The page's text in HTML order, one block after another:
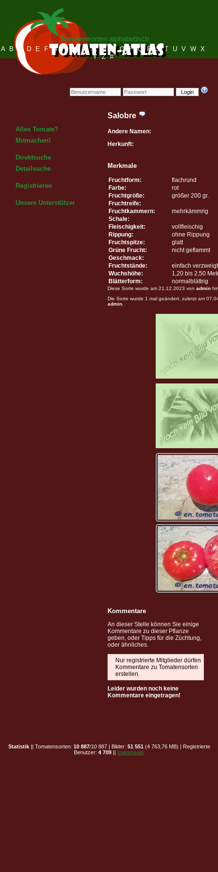
Login
Tomatensorten alphabetisch
A B C D E F G H I J K L M N O P Q R S T U V W X
Y Z #
Alles Tomate?
Mitmachen!
Direktsuche
Detailsuche
Registrieren
Unsere Unterstützer
Salobre
Andere Namen:
Herkunft:
Merkmale
Fruchtform:
flachrund
Farbe:
rot
Fruchtgröße:
größer 200 gr.
Fruchtreife:
Fruchtkammern:
mehrkämmrig
Schale:
Fleischigkeit:
vollfleischig
Rippung:
ohne Rippung
Fruchtspitze:
glatt
Grüne Frucht:
nicht geflammt
Geschmack:
Fruchtstände:
einfach verzweigt
Wuchshöhe:
1,20 bis 2,50
Blätterform:
normalblättrig
Diese Sorte wurde am 21.12.2023 von admin
Die Sorte wurde 1 mal geändert, zuletzt am
admin
Kommentare
An dieser Stelle können Sie einige
Kommentare zu dieser Pflanze
geben, oder Tipps für die Züchtung,
oder ähnliches.
Nur registrierte Mitglieder dürfen
Kommentare zu Tomatensorten
erstellen.
Leider wurden noch keine
Kommentare eingetragen!
Statistik|| Tomatensorten: 10 887/10 887 | Bilder: 51 551 (4 763,76 MB) | Registrierte
Benutzer: 4 709 || Impressum